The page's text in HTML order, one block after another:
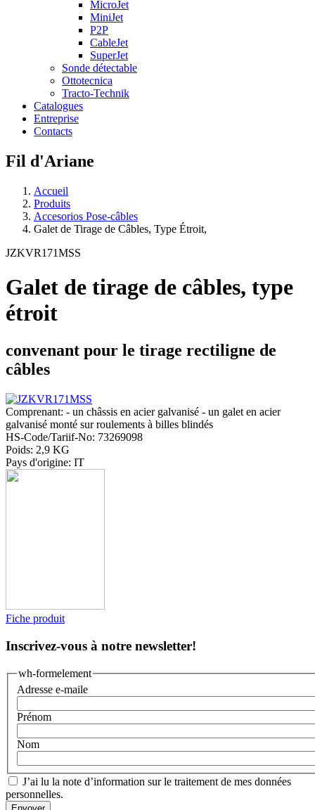
MicroJet
MiniJet
P2P
CableJet
SuperJet
Sonde détectable
Ottotecnica
Tracto-Technik
Catalogues
Entreprise
Contacts
Fil d'Ariane
Accueil
Produits
Accesorios Pose-câbles
Galet de Tirage de Câbles, Type Étroit,
JZKVR171MSS
Galet de tirage de câbles, type
étroit
convenant pour le tirage rectiligne de
câbles
Comprenant: - un châssis en acier galvanisé - un galet en acier
galvanisé monté sur roulements à billes blindés
HS-Code/Tariif-No: 73269098
Poids: 2,9 KG
Pays d'origine: IT
Fiche produit
Inscrivez-vous à notre newsletter!
wh-formelement
Adresse e-maile
Prénom
Nom
J’ai lu la note d’information sur le traitement de mes données
personnelles.